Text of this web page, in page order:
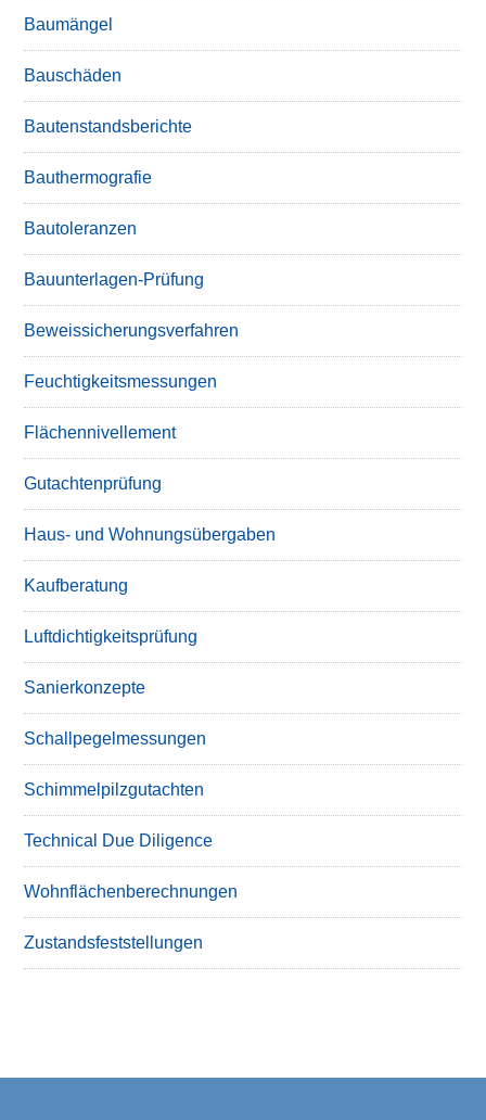
Baumängel
Bauschäden
Bautenstandsberichte
Bauthermografie
Bautoleranzen
Bauunterlagen-Prüfung
Beweissicherungsverfahren
Feuchtigkeitsmessungen
Flächennivellement
Gutachtenprüfung
Haus- und Wohnungsübergaben
Kaufberatung
Luftdichtigkeitsprüfung
Sanierkonzepte
Schallpegelmessungen
Schimmelpilzgutachten
Technical Due Diligence
Wohnflächenberechnungen
Zustandsfeststellungen